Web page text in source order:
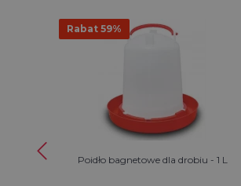
Rabat 59%
Poidło bagnetowe dla drobiu - 1 L